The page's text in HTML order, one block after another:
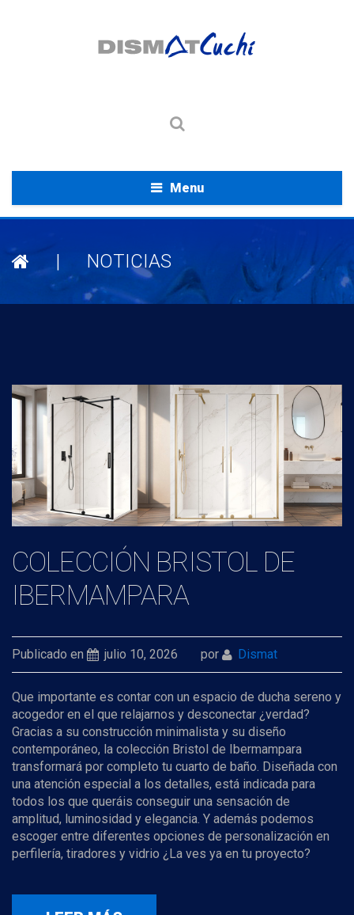
Menu
| NOTICIAS
COLECCIÓN BRISTOL DE
IBERMAMPARA
Publicado en julio 10, 2026 por Dismat
Que importante es contar con un espacio de ducha sereno y
acogedor en el que relajarnos y desconectar ¿verdad?
Gracias a su construcción minimalista y su diseño
contemporáneo, la colección Bristol de Ibermampara
transformará por completo tu cuarto de baño. Diseñada con
una atención especial a los detalles, está indicada para
todos los que queráis conseguir una sensación de
amplitud, luminosidad y elegancia. Y además podemos
escoger entre diferentes opciones de personalización en
perfilería, tiradores y vidrio ¿La ves ya en tu proyecto?